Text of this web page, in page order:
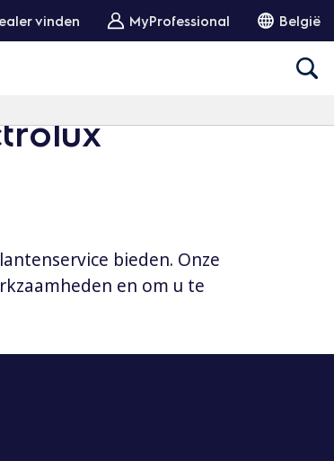
vinden MyProfessional België
bieden. Onze
en om u te